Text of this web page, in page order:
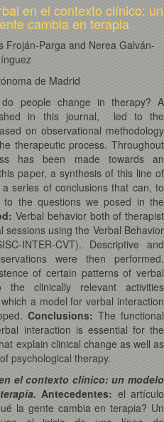
en el contexto clínico: un
cambia en terapia
Froján-Parga and Nerea Galván-
de Madrid
people change in therapy? A
in this journal, led to the
on observational methodology
therapeutic process. Throughout
has been made towards an
paper, a synthesis of this line of
series of conclusions that can, to
the questions we posed in the
Verbal behavior both of therapist
using the Verbal Behavior
INTER-CVT). Descriptive and
were then performed.
of certain patterns of verbal
clinically relevant activities
a model for verbal interaction
Conclusions: The functional
interaction is essential for the
explain clinical change as well as
psychological therapy.
el contexto clínico: un modelo
Antecedentes: el artículo
la gente cambia en terapia? Un